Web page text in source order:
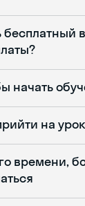
бесплатный
начать
на
времени,